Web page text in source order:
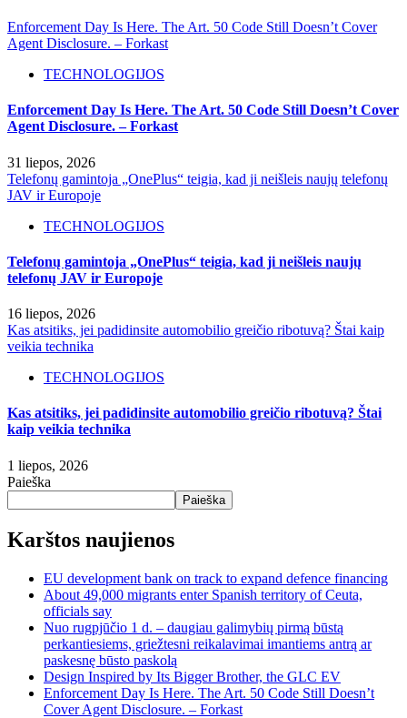
Enforcement Day Is Here. The Art. 50 Code Still Doesn’t Cover
Agent Disclosure. – Forkast
TECHNOLOGIJOS
Enforcement Day Is Here. The Art. 50 Code Still Doesn’t Cover
Agent Disclosure. – Forkast
31 liepos, 2026
Telefonų gamintoja „OnePlus“ teigia, kad ji neišleis naujų telefonų
JAV ir Europoje
TECHNOLOGIJOS
Telefonų gamintoja „OnePlus“ teigia, kad ji neišleis naujų
telefonų JAV ir Europoje
16 liepos, 2026
Kas atsitiks, jei padidinsite automobilio greičio ribotuvą? Štai kaip
veikia technika
TECHNOLOGIJOS
Kas atsitiks, jei padidinsite automobilio greičio ribotuvą? Štai
kaip veikia technika
1 liepos, 2026
Paieška
Paieška
Karštos naujienos
EU development bank on track to expand defence financing
About 49,000 migrants enter Spanish territory of Ceuta,
officials say
Nuo rugpjūčio 1 d. – daugiau galimybių pirmą būstą
perkantiesiems, griežtesni reikalavimai imantiems antrą ar
paskesnę būsto paskolą
Design Inspired by Its Bigger Brother, the GLC EV
Enforcement Day Is Here. The Art. 50 Code Still Doesn’t
Cover Agent Disclosure. – Forkast